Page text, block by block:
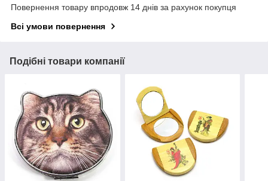
Повернення товару впродовж 14 днів за рахунок покупця
Всі умови повернення
Подібні товари компанії